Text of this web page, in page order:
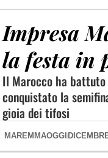
Impresa
la festa in
Il Marocco ha
conquistato la
gioia dei tifosi
MAREMMAOGGI